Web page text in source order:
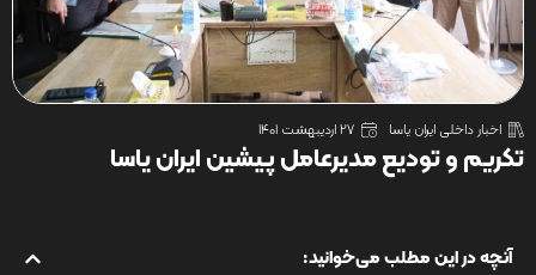
اخبار داخلی ایران یاسا 27 اردیبهشت 1401
تکریم و تودیع مدیرعامل پیشین ایران یاسا
آنچه در این مطلب می‌خوانید: